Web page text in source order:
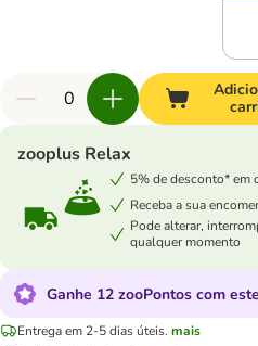
zooplus Relax
5% de desconto* em
Receba a sua
Pode alterar,
qualquer momento
Ganhe 12 zooPontos com
Entrega em 2-5 dias úteis. mais